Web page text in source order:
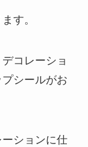
す。
コレーショ
シールがお
ションに仕